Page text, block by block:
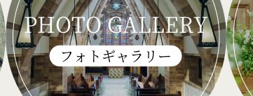
PHOTO GALLERY
フォトギャラリー